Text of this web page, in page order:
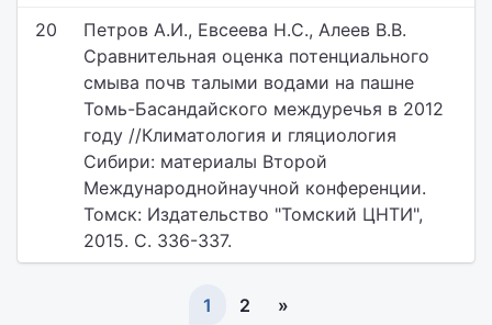
20
Петров А.И., Евсеева Н.С., Алеев В.В.
Сравнительная оценка потенциального
смыва почв талыми водами на пашне
Томь-Басандайского междуречья в 2012
году //Климатология и гляциология
Сибири: материалы Второй
Международнойнаучной конференции.
Томск: Издательство "Томский ЦНТИ",
2015. С. 336-337.
1 2 »